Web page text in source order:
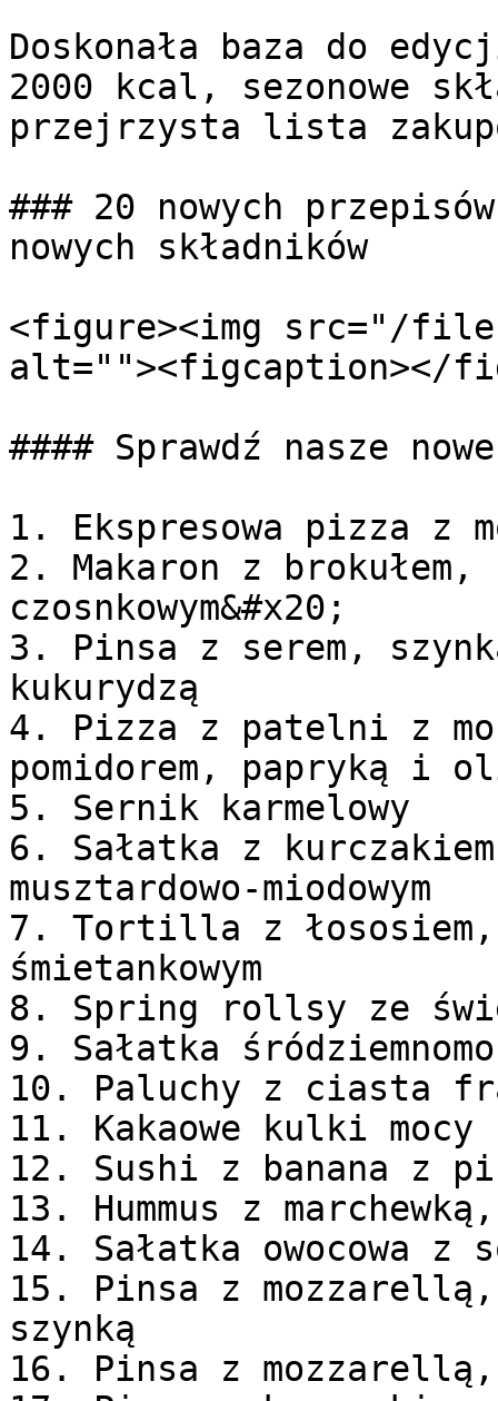
Doskonała baza do
2000 kcal, sezonowe
przejrzysta lista
### 20 nowych
nowych składników
<figure><img src="/files/
alt=""><figcaption></
#### Sprawdź nasze
1. Ekspresowa pizza z
2. Makaron z brokułem,
czosnkowym&#x20;
3. Pinsa z serem,
kukurydzą
4. Pizza z patelni z
pomidorem, papryką i
5. Sernik karmelowy
6. Sałatka z
musztardowo-miodowym
7. Tortilla z łososiem,
śmietankowym
8. Spring rollsy ze
9. Sałatka
10. Paluchy z ciasta
11. Kakaowe kulki mocy
12. Sushi z banana z
13. Hummus z
14. Sałatka owocowa z
15. Pinsa z
szynką
16. Pinsa z